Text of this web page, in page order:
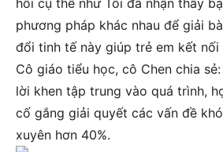
phương pháp khác nhau để giải
đổi tinh tế này giúp trẻ em kết
Cô giáo tiểu học, cô Chen chia
lời khen tập trung vào quá trình,
cố gắng giải quyết các vấn đề
xuyên hơn 40%.